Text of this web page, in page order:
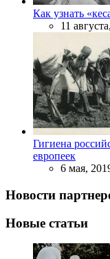
Как узнать
11
Гигиена
европеек
6 мая,
Новости
Новые статьи